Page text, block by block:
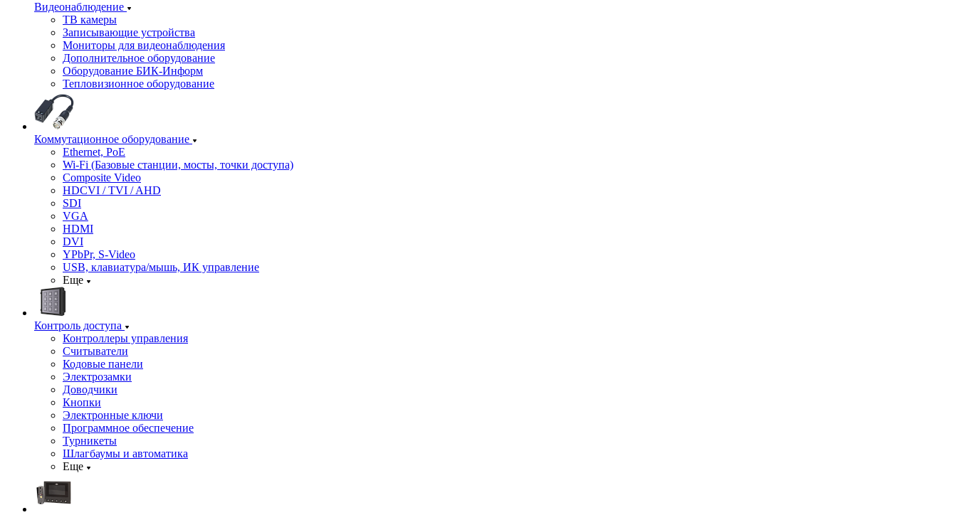
Видеонаблюдение
ТВ камеры
Записывающие устройства
Мониторы для видеонаблюдения
Дополнительное оборудование
Оборудование БИК-Информ
Тепловизионное оборудование
Коммутационное оборудование
Ethernet, PoE
Wi-Fi (Базовые станции, мосты, точки доступа)
Composite Video
HDCVI / TVI / AHD
SDI
VGA
HDMI
DVI
YPbPr, S-Video
USB, клавиатура/мышь, ИК управление
Еще
Контроль доступа
Контроллеры управления
Считыватели
Кодовые панели
Электрозамки
Доводчики
Кнопки
Электронные ключи
Программное обеспечение
Турникеты
Шлагбаумы и автоматика
Еще